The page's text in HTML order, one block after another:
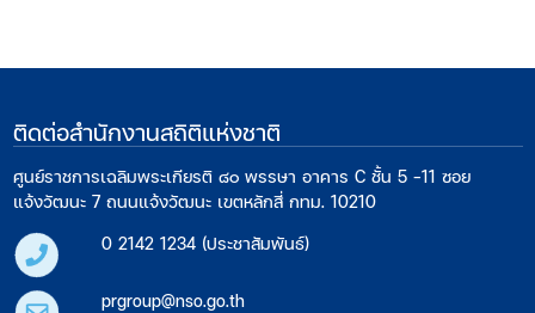
ติดต่อสำนักงานสถิติแห่งชาติ
ศูนย์ราชการเฉลิมพระเกียรติ ๘๐ พรรษา อาคาร C ชั้น 5 -11 ซอย
แจ้งวัฒนะ 7 ถนนแจ้งวัฒนะ เขตหลักสี่ กทม. 10210
0 2142 1234 (ประชาสัมพันธ์)
prgroup@nso.go.th